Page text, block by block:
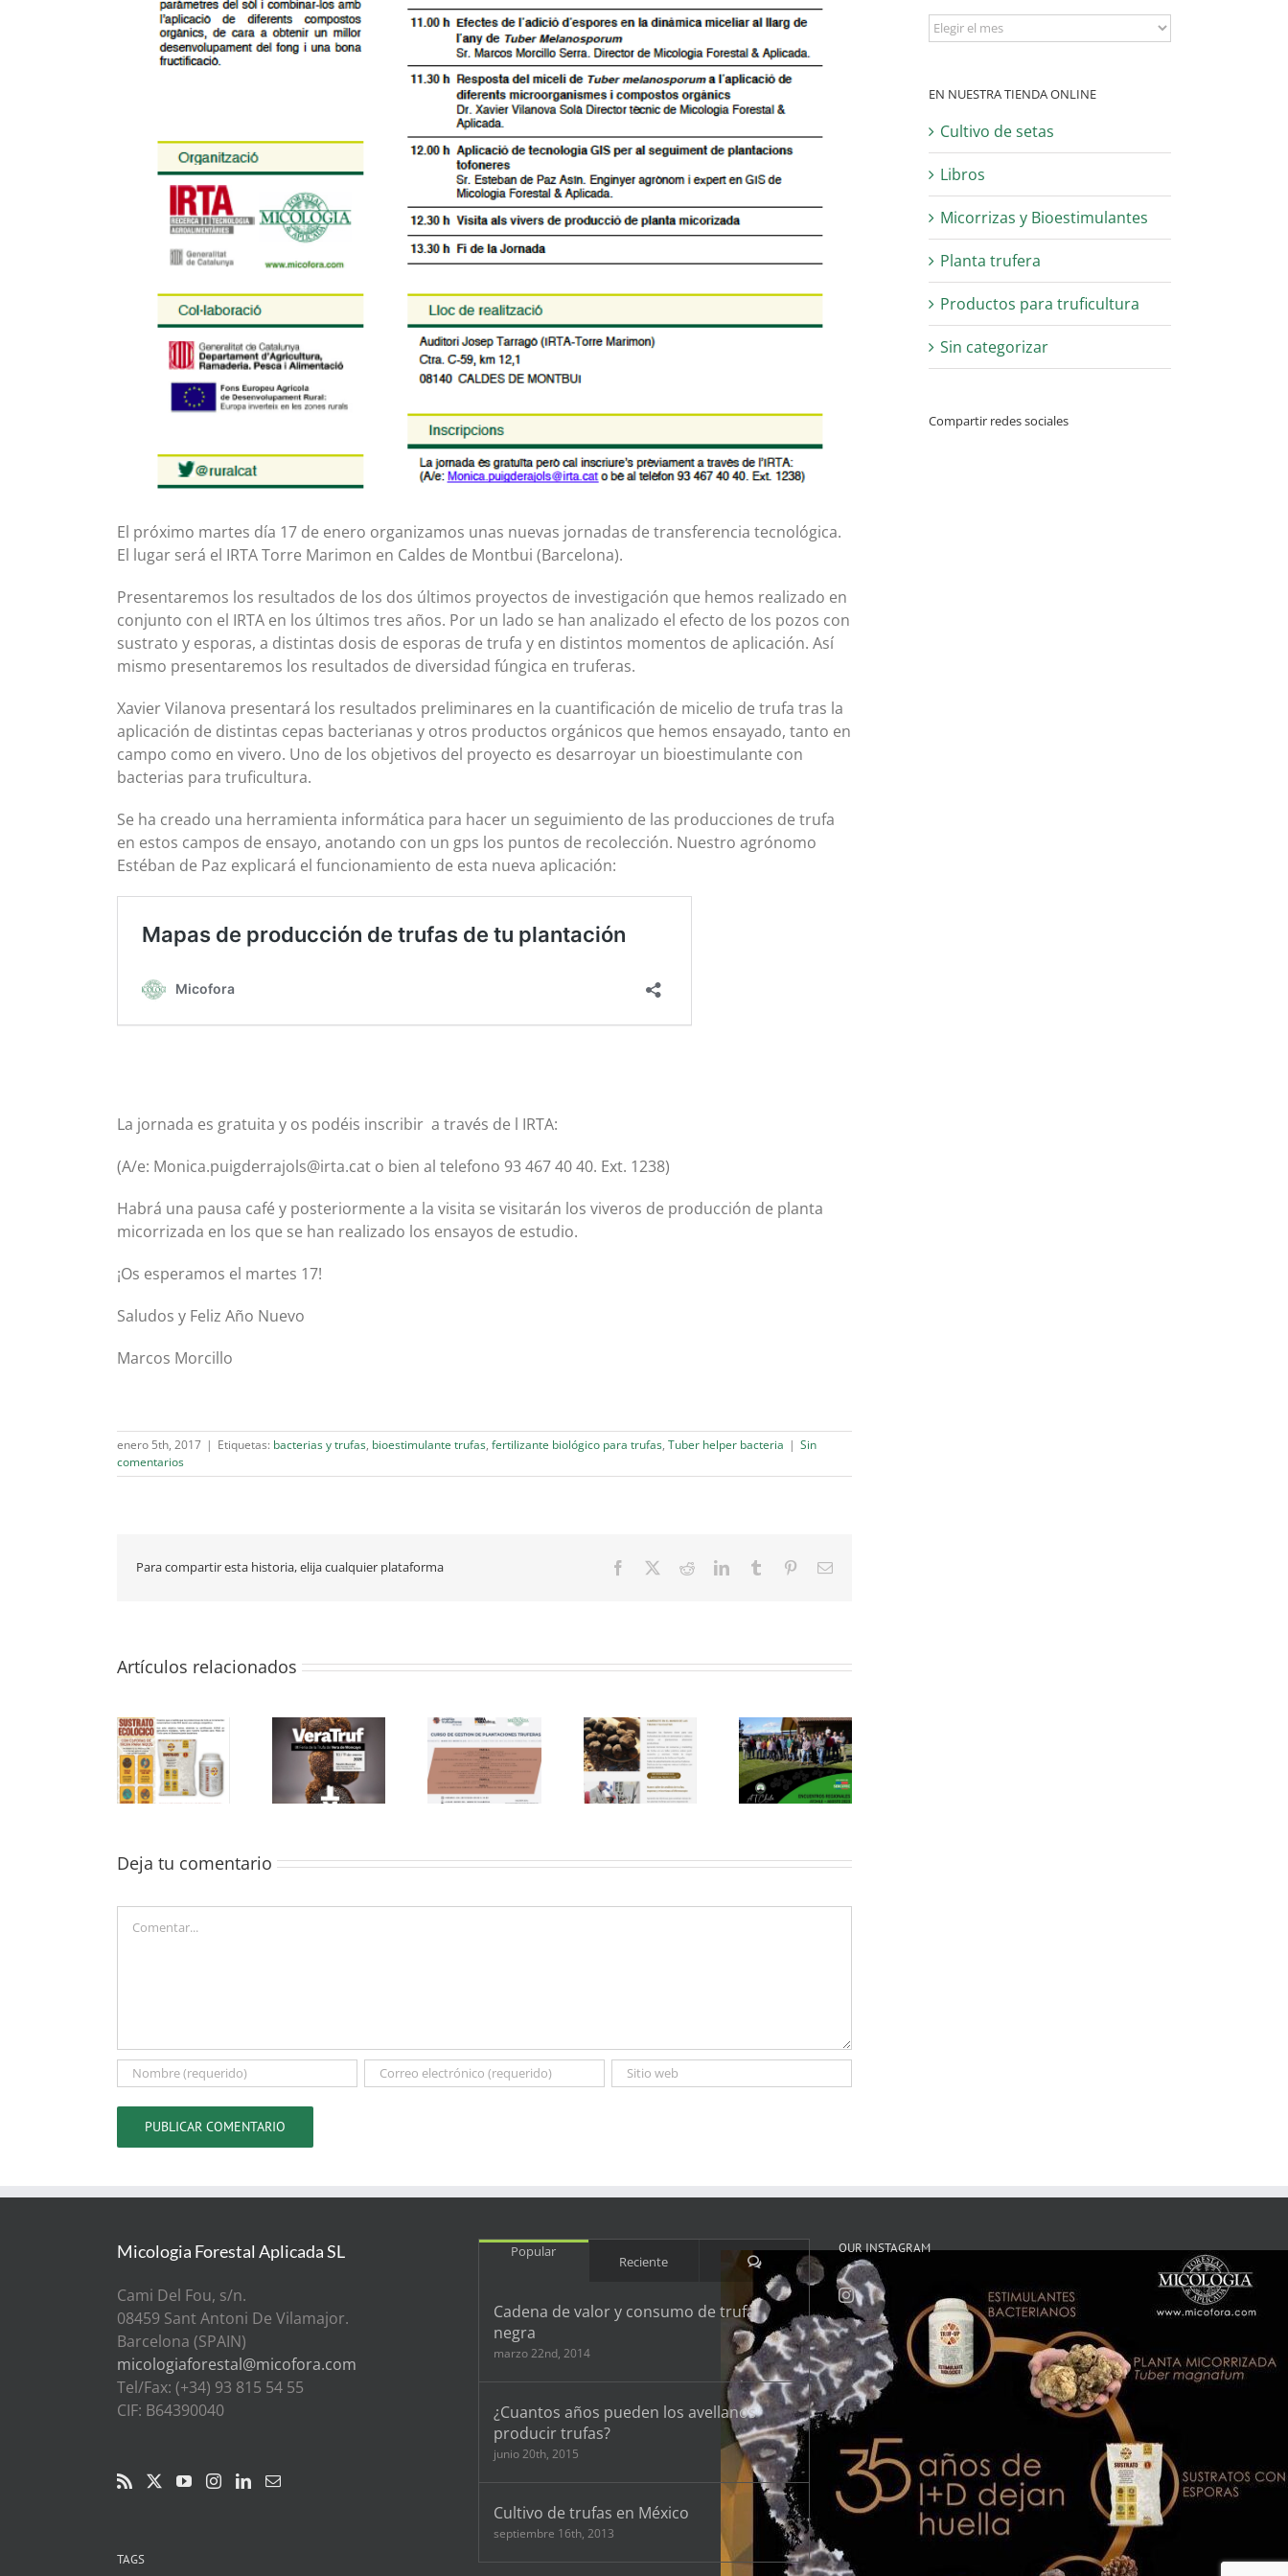
El próximo martes día 17 de enero organizamos unas nuevas jornadas de transferencia tecnológica.
El lugar será el IRTA Torre Marimon en Caldes de Montbui (Barcelona).
Presentaremos los resultados de los dos últimos proyectos de investigación que hemos realizado en
conjunto con el IRTA en los últimos tres años. Por un lado se han analizado el efecto de los pozos con
sustrato y esporas, a distintas dosis de esporas de trufa y en distintos momentos de aplicación. Así
mismo presentaremos los resultados de diversidad fúngica en truferas.
Xavier Vilanova presentará los resultados preliminares en la cuantificación de micelio de trufa tras la
aplicación de distintas cepas bacterianas y otros productos orgánicos que hemos ensayado, tanto en
campo como en vivero. Uno de los objetivos del proyecto es desarroyar un bioestimulante con
bacterias para truficultura.
Se ha creado una herramienta informática para hacer un seguimiento de las producciones de trufa
en estos campos de ensayo, anotando con un gps los puntos de recolección. Nuestro agrónomo
Estéban de Paz explicará el funcionamiento de esta nueva aplicación:
La jornada es gratuita y os podéis inscribir a través de l IRTA:
(A/e: Monica.puigderrajols@irta.cat o bien al telefono 93 467 40 40. Ext. 1238)
Habrá una pausa café y posteriormente a la visita se visitarán los viveros de producción de planta
micorrizada en los que se han realizado los ensayos de estudio.
¡Os esperamos el martes 17!
Saludos y Feliz Año Nuevo
Marcos Morcillo
enero 5th, 2017 | Etiquetas: bacterias y trufas, bioestimulante trufas, fertilizante biológico para trufas, Tuber helper bacteria | Sin
comentarios
Para compartir esta historia, elija cualquier plataforma Facebook RedditLinkedInTumblr PinterestCorreo
Artículos relacionados
charlas y
cursos de
trufa que
impartimos
este invierno
próximas
jornadas y
cursos de
truficultura
del equipo de
Ven a
nuestros
cursos de
truficultura en
Truficultura
en Chile –
notas visita
Agosto 2023
Truf-Up
bioestimulantes
y sustratos
para trufa con
certificación
Deja tu comentario
Archivo
EN NUESTRA TIENDA ONLINE
Cultivo de setas
Libros
Micorrizas y Bioestimulantes
Planta trufera
Productos para truficultura
Sin categorizar
Compartir redes sociales
Micologia Forestal Aplicada SL
Cami Del Fou, s/n.
08459 Sant Antoni De Vilamajor.
Barcelona (SPAIN)
micologiaforestal@micofora.com
Tel/Fax: (+34) 93 815 54 55
CIF: B64390040
TAGS
Popular
Reciente Comentarios
Cadena de valor y consumo de trufa
negra
marzo 22nd, 2014
¿Cuantos años pueden los avellanos
producir trufas?
junio 20th, 2015
Cultivo de trufas en México
septiembre 16th, 2013
OUR INSTAGRAM